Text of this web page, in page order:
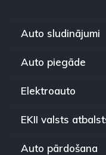
Auto sludinājumi
Auto piegāde
Elektroauto
EKII valsts
Auto pārdošana